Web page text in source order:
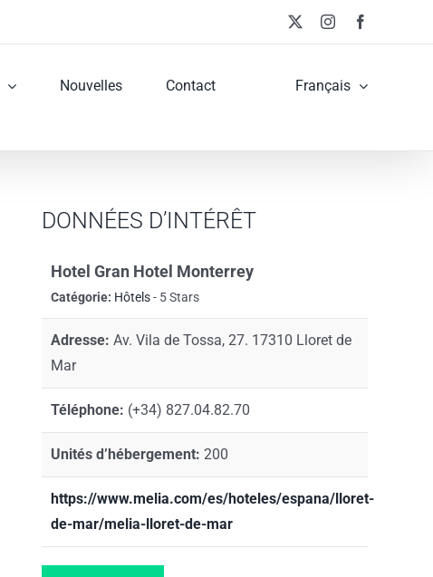
Instagram
Nouvelles Contact Français
DONNÉES D’INTÉRÊT
Hotel Gran Hotel Monterrey
Catégorie: Hôtels- 5 Stars
Adresse: Av. Vila de Tossa, 27. 17310 Lloret de
Mar
Téléphone: (+34) 827.04.82.70
Unités d’hébergement: 200
https://www.melia.com/es/hoteles/espana/lloret-
de-mar/melia-lloret-de-mar